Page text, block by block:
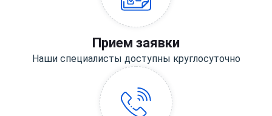
Прием заявки
Наши специалисты доступны круглосуточно